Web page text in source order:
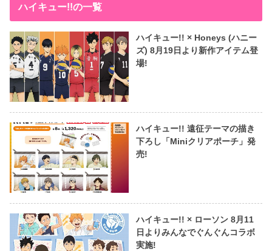
ハイキュー!!の一覧
ハイキュー!! × Honeys (ハニー
ズ) 8月19日より新作アイテム登
場!
ハイキュー!! 遠征テーマの描き
下ろし「Miniクリアポーチ」発
売!
ハイキュー!! × ローソン 8月11
日よりみんなでぐんぐんコラボ
実施!